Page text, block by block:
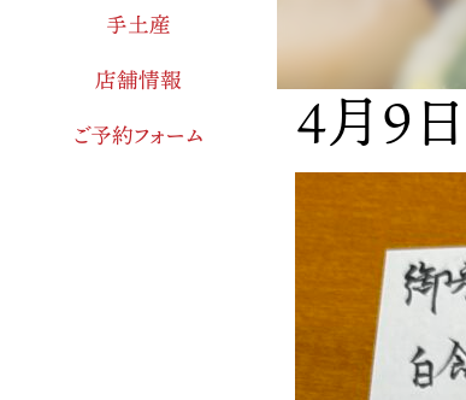
手土産
店舗情報
ご予約フォーム 4月9